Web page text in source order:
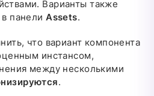
Варианты также
панели Assets.
что вариант компонента
инстансом,
между несколькими
.